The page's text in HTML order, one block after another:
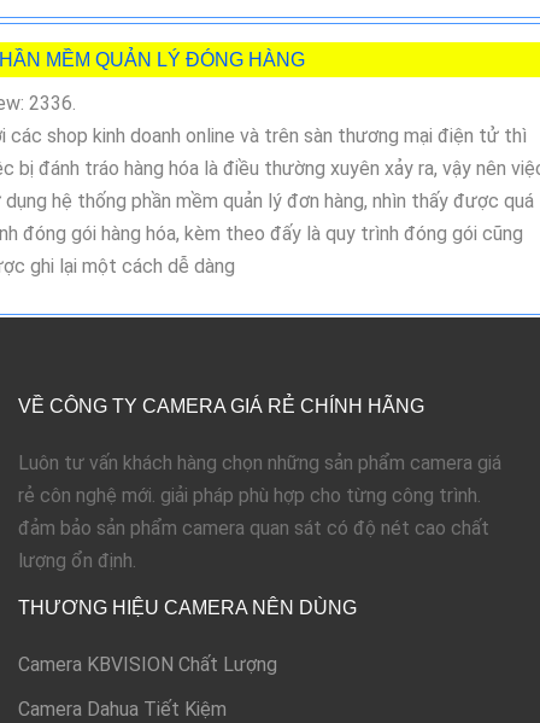
MỀM QUẢN LÝ ĐÓNG HÀNG
2336.
các shop kinh doanh online và trên sàn thương mại điện tử thì
bị đánh tráo hàng hóa là điều thường xuyên xảy ra, vậy nên
dụng hệ thống phần mềm quản lý đơn hàng, nhìn thấy được quá
đóng gói hàng hóa, kèm theo đấy là quy trình đóng gói cũng
ghi lại một cách dễ dàng
VỀ CÔNG TY CAMERA GIÁ RẺ CHÍNH HÃNG
Luôn tư vấn khách hàng chọn những sản phẩm camera giá
rẻ côn nghệ mới. giải pháp phù hợp cho từng công trình.
đảm bảo sản phẩm camera quan sát có độ nét cao chất
lượng ổn định.
THƯƠNG HIỆU CAMERA NÊN DÙNG
Camera KBVISION Chất Lượng
Camera Dahua Tiết Kiệm